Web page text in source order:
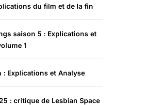
du film et de la fin
saison 5 : Explications et
1
: Explications et Analyse
: critique de Lesbian Space